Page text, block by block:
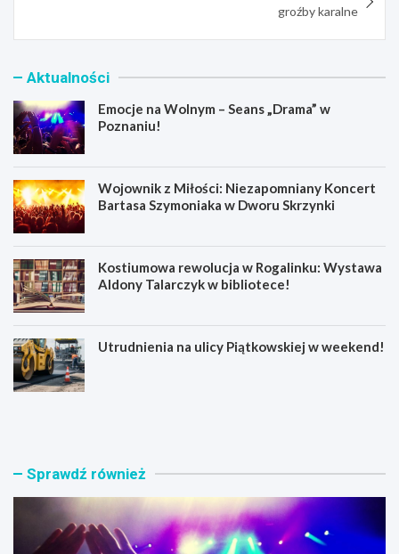
groźby karalne
Aktualności
Emocje na Wolnym – Seans „Drama” w
Poznaniu!
Wojownik z Miłości: Niezapomniany Koncert
Bartasa Szymoniaka w Dworu Skrzynki
Kostiumowa rewolucja w Rogalinku: Wystawa
Aldony Talarczyk w bibliotece!
Utrudnienia na ulicy Piątkowskiej w weekend!
E
e
W
n Sprawdź również